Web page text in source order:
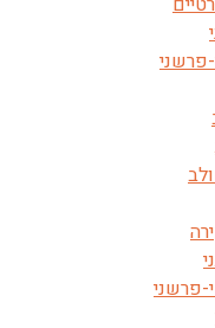
פרשני
פרשני